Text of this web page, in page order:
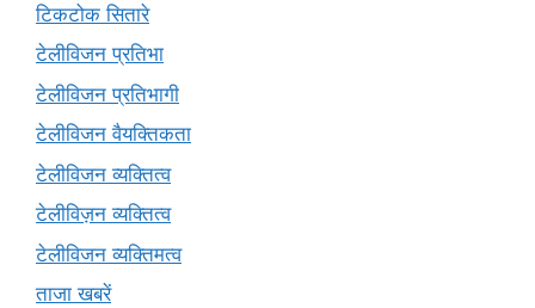
टिकटोक सितारे
टेलीविजन प्रतिभा
टेलीविजन प्रतिभागी
टेलीविजन वैयक्तिकता
टेलीविजन व्यक्तित्व
टेलीविज़न व्यक्तित्व
टेलीविजन व्यक्तिमत्व
ताजा खबरें